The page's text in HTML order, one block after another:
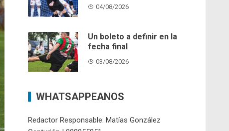
04/08/2026
Un boleto a definir en la
fecha final
03/08/2026
WHATSAPPEANOS
Redactor Responsable: Matías González